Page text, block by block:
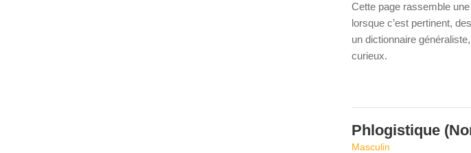
Cette page rassemble
lorsque c’est pertinent,
un dictionnaire
curieux.
Phlogistique
Masculin